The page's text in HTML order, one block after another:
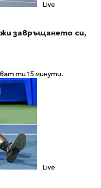
Live
завръщането си,
ти 15 минути.
Live